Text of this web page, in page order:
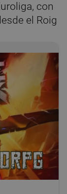
con
el Roig